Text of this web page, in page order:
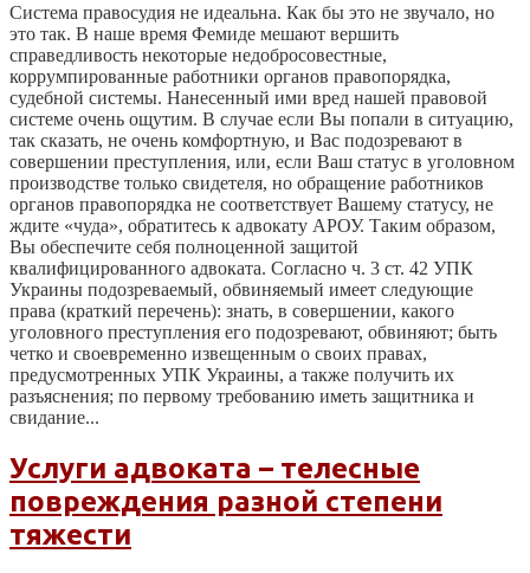
Система правосудия не идеальна. Как бы это не звучало, но
это так. В наше время Фемиде мешают вершить
справедливость некоторые недобросовестные,
коррумпированные работники органов правопорядка,
судебной системы. Нанесенный ими вред нашей правовой
системе очень ощутим. В случае если Вы попали в ситуацию,
так сказать, не очень комфортную, и Вас подозревают в
совершении преступления, или, если Ваш статус в уголовном
производстве только свидетеля, но обращение работников
органов правопорядка не соответствует Вашему статусу, не
ждите «чуда», обратитесь к адвокату АРОУ. Таким образом,
Вы обеспечите себя полноценной защитой
квалифицированного адвоката. Согласно ч. 3 ст. 42 УПК
Украины подозреваемый, обвиняемый имеет следующие
права (краткий перечень): знать, в совершении, какого
уголовного преступления его подозревают, обвиняют; быть
четко и своевременно извещенным о своих правах,
предусмотренных УПК Украины, а также получить их
разъяснения; по первому требованию иметь защитника и
свидание...
Услуги адвоката – телесные
повреждения разной степени
тяжести